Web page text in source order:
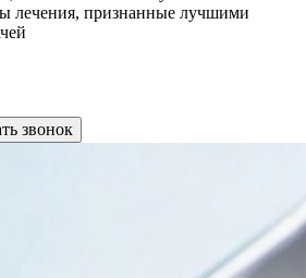
лечения, признанные лучшими
звонок